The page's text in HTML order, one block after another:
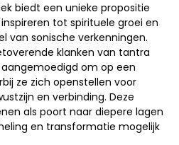
biedt een unieke propositie
tot spirituele groei en
van sonische verkenningen.
klanken van tantra
om op een
ze zich openstellen voor
en verbinding. Deze
als poort naar diepere lagen
en transformatie mogelijk